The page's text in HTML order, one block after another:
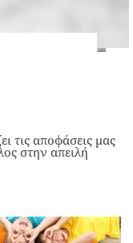
τις αποφάσεις μας
στην απειλή